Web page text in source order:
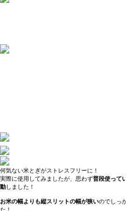
何気ない米とぎがストレスフリーに！
実際に使用してみましたが、思わず普段使って
動しました！
お米の幅よりも縦スリットの幅が狭いのでしっ
た！